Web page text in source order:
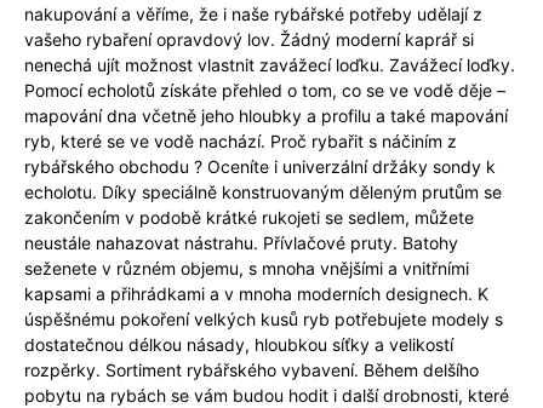
nakupování a věříme, že i naše rybářské potřeby udělají z
vašeho rybaření opravdový lov. Žádný moderní kaprář si
nenechá ujít možnost vlastnit zavážecí loďku. Zavážecí loďky.
Pomocí echolotů získáte přehled o tom, co se ve vodě děje –
mapování dna včetně jeho hloubky a profilu a také mapování
ryb, které se ve vodě nachází. Proč rybařit s náčiním z
rybářského obchodu ? Oceníte i univerzální držáky sondy k
echolotu. Díky speciálně konstruovaným děleným prutům se
zakončením v podobě krátké rukojeti se sedlem, můžete
neustále nahazovat nástrahu. Přívlačové pruty. Batohy
seženete v různém objemu, s mnoha vnějšími a vnitřními
kapsami a přihrádkami a v mnoha moderních designech. K
úspěšnému pokoření velkých kusů ryb potřebujete modely s
dostatečnou délkou násady, hloubkou síťky a velikostí
rozpěrky. Sortiment rybářského vybavení. Během delšího
pobytu na rybách se vám budou hodit i další drobnosti, které